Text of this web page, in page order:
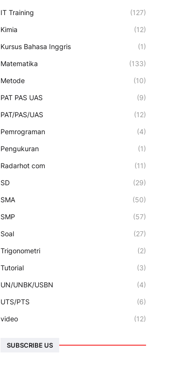
IT Training (127)
Kimia (12)
Kursus Bahasa Inggris (1)
Matematika (133)
Metode (10)
PAT PAS UAS (9)
PAT/PAS/UAS (12)
Pemrograman (4)
Pengukuran (1)
Radarhot com (11)
SD (29)
SMA (50)
SMP (57)
Soal (27)
Trigonometri (2)
Tutorial (3)
UN/UNBK/USBN (4)
UTS/PTS (6)
video (12)
SUBSCRIBE US